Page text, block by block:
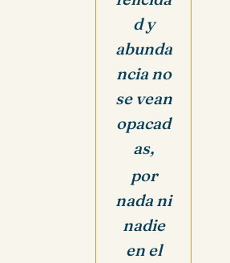
d y
abunda
ncia no
se vean
opacad
as,
por
nada ni
nadie
en el